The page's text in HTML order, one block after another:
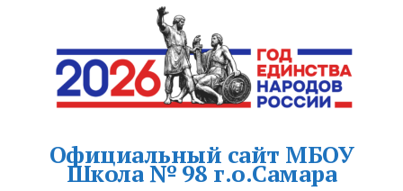
Официальный сайт МБОУ
Школа № 98 г.о.Самара